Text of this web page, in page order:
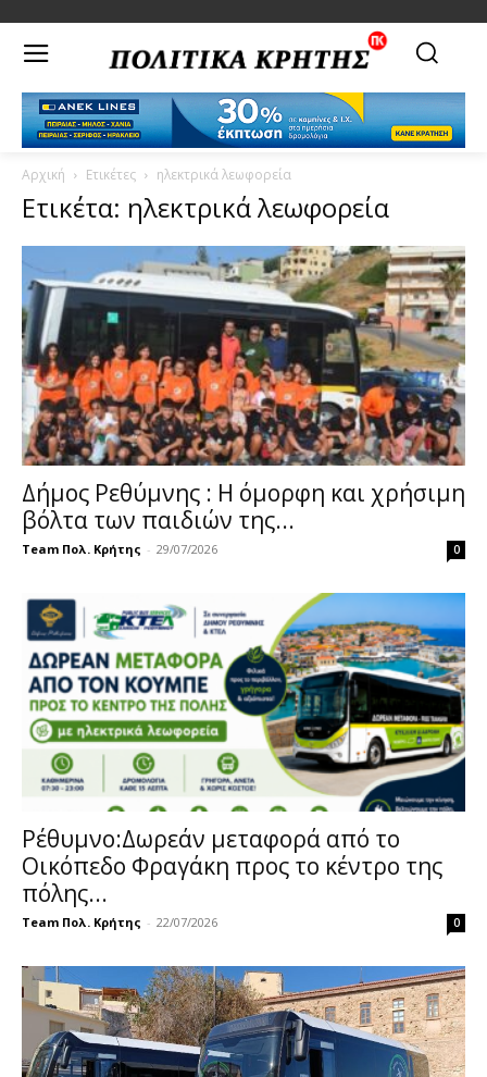
Αρχική Ετικέτες ηλεκτρικά λεωφορεία
Ετικέτα: ηλεκτρικά λεωφορεία
Δήμος Ρεθύμνης : Η όμορφη και χρήσιμη
βόλτα των παιδιών της...
Team Πολ. Κρήτης - 29/07/2026 0
Ρέθυμνο:Δωρεάν μεταφορά από το
Οικόπεδο Φραγάκη προς το κέντρο της
πόλης...
Team Πολ. Κρήτης - 22/07/2026 0